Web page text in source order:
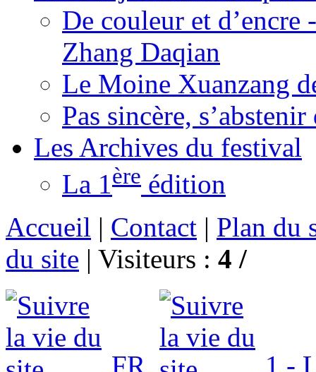
De couleur et
Zhang Daqian
Le Moine Xuanzang
Pas sincère,
Les Archives du festival
La 1ère édition
Accueil | Contact | Plan du
du site | Visiteurs : 4 /
FR
1 -